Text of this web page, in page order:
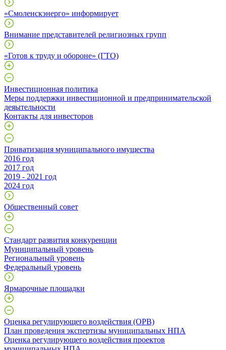
«Смоленскэнерго» информирует
Внимание представителей религиозных групп
«Готов к труду и обороне» (ГТО)
Инвестиционная политика
Меры поддержки инвестиционной и предпринимательской
деяытельности
Контакты для инвесторов
Приватизация муниципального имущества
2016 год
2017 год
2019 - 2021 год
2024 год
Общественный совет
Стандарт развития конкуренции
Муниципальный уровень
Региональный уровень
Федеральный уровень
Ярмарочные площадки
Оценка регулирующего воздействия (ОРВ)
План проведения экспертизы муниципальных НПА
Оценка регулирующего воздействия проектов